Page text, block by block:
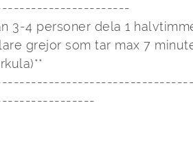
3-4 personer dela 1